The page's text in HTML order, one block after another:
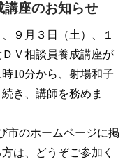
講座のお知らせ
９月３日（土）、１
Ｖ相談員養成講座が
10分から、射場和子
き、講師を務めま
市のホームページに掲
は、どうぞご参加く